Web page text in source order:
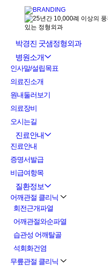
박경진 굿샘정형외과
병원소개
인사말/설립목표
의료진소개
원내둘러보기
의료장비
오시는길
진료안내
진료안내
증명서발급
비급여항목
질환정보
어깨관절 클리닉
회전근개파열
어깨관절와순파열
습관성 어깨탈골
석회화건염
무릎관절 클리닉